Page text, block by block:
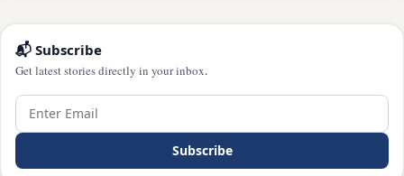
📬 Subscribe
Get latest stories directly in your inbox.
Subscribe